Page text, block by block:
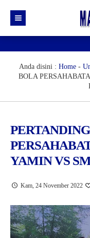
Visi & Misi
Prestasi
Galeri Photo
Galeri Video
Daftar GTK
Data Siswa
Artikel
Blog Guru
Blog Siswa
Agenda
Download
RDM
Anda disini : Home -
BOLA
YAMIN VS
Kam, 24 November 2022